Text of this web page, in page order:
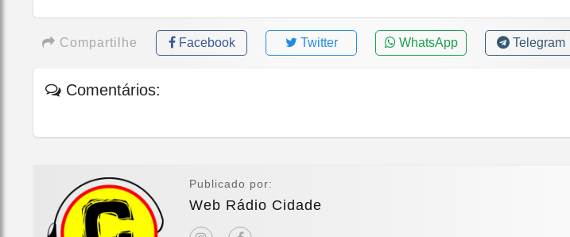
Compartilhe Facebook Twitter WhatsApp Telegram
Comentários:
Publicado por:
Web Rádio Cidade